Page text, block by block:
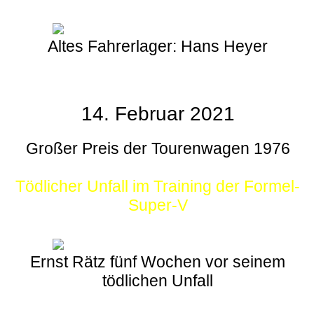
Altes Fahrerlager: Hans Heyer
14. Februar 2021
Großer Preis der Tourenwagen 1976
Tödlicher Unfall im Training der Formel-
Super-V
Ernst Rätz fünf Wochen vor seinem
tödlichen Unfall